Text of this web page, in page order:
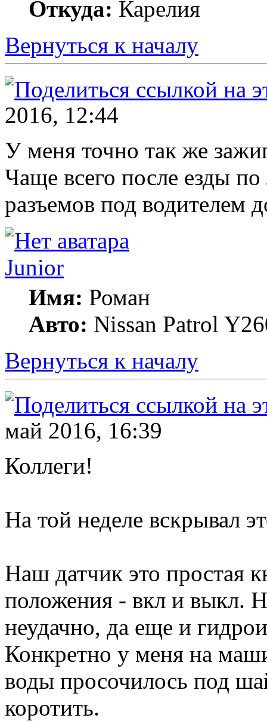
Откуда: Карелия
Вернуться к началу
2016, 12:44
У меня точно так же
Чаще всего после езды
разъемов под водителем
Junior
Имя: Роман
Авто: Nissan Patrol
Вернуться к началу
май 2016, 16:39
Коллеги!
На той неделе вскрывал
Наш датчик это простая
положения - вкл и выкл.
неудачно, да еще и
Конкретно у меня на
воды просочилось под
коротить.